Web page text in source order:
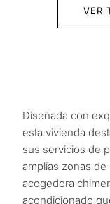
VER
Diseñada con
esta vivienda
sus servicios de
amplias zonas
acogedora
acondicionado